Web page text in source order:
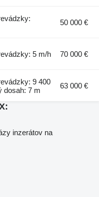
50 000 €
5 m/h 70 000 €
9 400
dosah: 7 m
63 000 €
inzerátov na